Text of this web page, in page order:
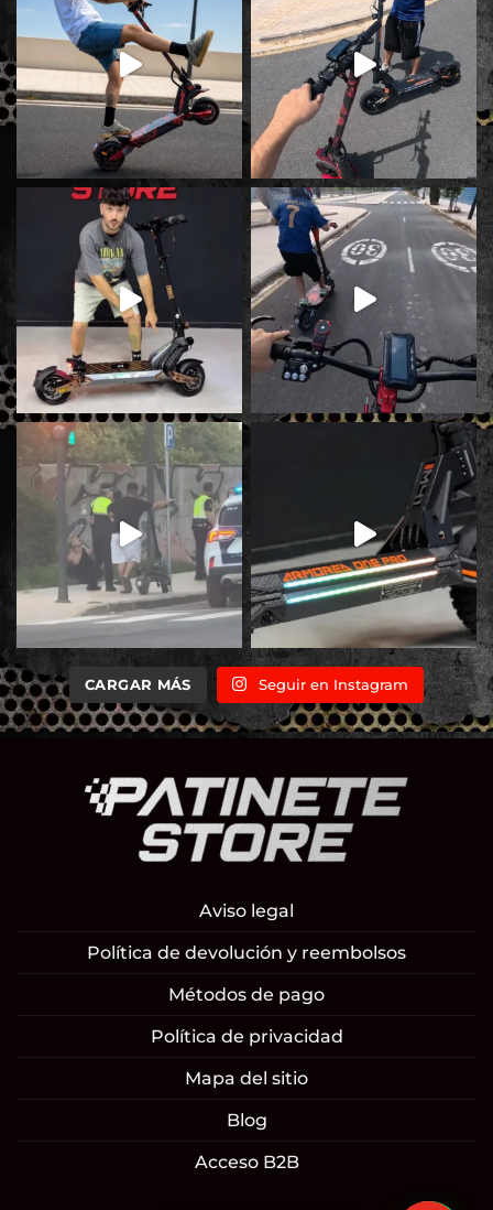
CARGAR MÁS Seguir en Instagram
Aviso legal
Política de devolución y reembolsos
Métodos de pago
Política de privacidad
Mapa del sitio
Blog
Acceso B2B